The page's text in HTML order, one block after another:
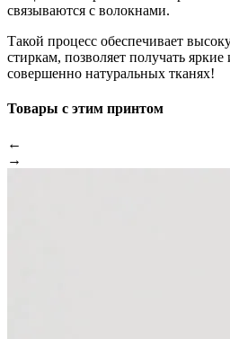
связываются с волокнами.
Такой процесс обеспечивает
стиркам, позволяет получать
совершенно натуральных тканях!
Товары с этим принтом
←
→